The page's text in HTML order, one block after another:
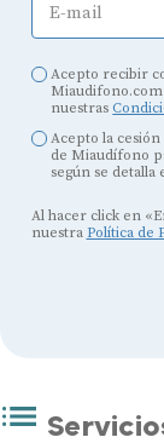
E-mail
Acepto recibir
Miaudifono.com
nuestras
Acepto la
de Miaudífono
según se detalla
Al hacer click en
nuestra Política de